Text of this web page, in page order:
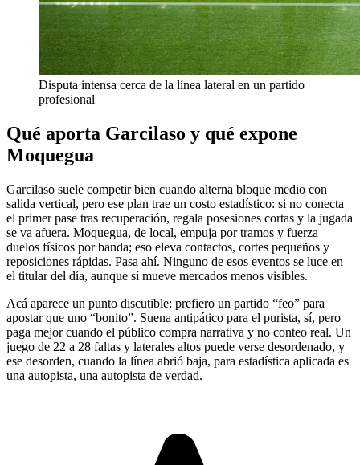
Disputa intensa cerca de la línea lateral en un partido
profesional
Qué aporta Garcilaso y qué expone
Moquegua
Garcilaso suele competir bien cuando alterna bloque medio con
salida vertical, pero ese plan trae un costo estadístico: si no conecta
el primer pase tras recuperación, regala posesiones cortas y la jugada
se va afuera. Moquegua, de local, empuja por tramos y fuerza
duelos físicos por banda; eso eleva contactos, cortes pequeños y
reposiciones rápidas. Pasa ahí. Ninguno de esos eventos se luce en
el titular del día, aunque sí mueve mercados menos visibles.
Acá aparece un punto discutible: prefiero un partido “feo” para
apostar que uno “bonito”. Suena antipático para el purista, sí, pero
paga mejor cuando el público compra narrativa y no conteo real. Un
juego de 22 a 28 faltas y laterales altos puede verse desordenado, y
ese desorden, cuando la línea abrió baja, para estadística aplicada es
una autopista, una autopista de verdad.